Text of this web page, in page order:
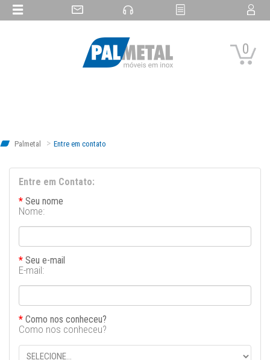
0
Palmetal Entre em contato
Entre em Contato:
Seu nome
Nome:
Seu e-mail
E-mail:
Como nos conheceu?
Como nos conheceu?